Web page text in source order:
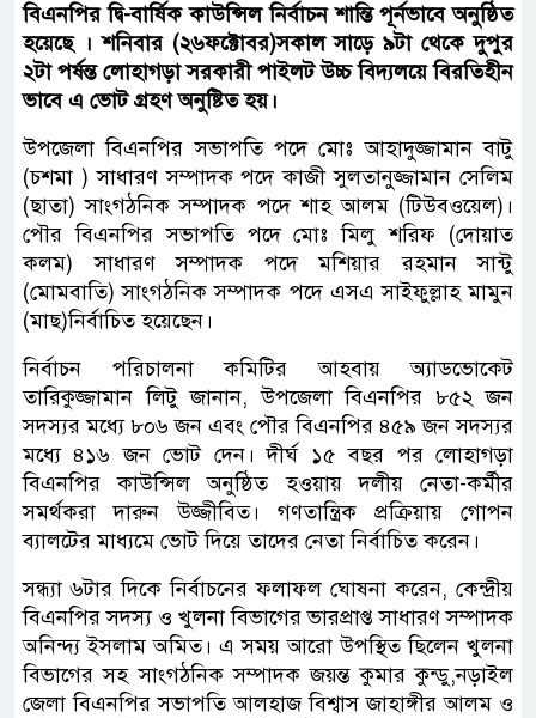
বিএনপির দ্বি-বার্ষিক কাউন্সিল নির্বাচন শান্তি পূর্নভাবে অনুষ্ঠিত
হয়েছে । শনিবার (২৬ফক্টোবর)সকাল সাড়ে ৯টা থেকে দুপুর
২টা পর্ষন্ত লোহাগড়া সরকারী পাইলট উচ্চ বিদ্যলয়ে বিরতিহীন
ভাবে এ ভোট গ্রহণ অনুষ্টিত হয়।
উপজেলা বিএনপির সভাপতি পদে মোঃ আহাদুজ্জামান বাটু
(চশমা ) সাধারণ সম্পাদক পদে কাজী সুলতানুজ্জামান সেলিম
(ছাতা) সাংগঠনিক সম্পাদক পদে শাহ আলম (টিউবওয়েল)।
পৌর বিএনপির সভাপতি পদে মোঃ মিলু শরিফ (দোয়াত
কলম) সাধারণ সম্পাদক পদে মশিয়ার রহমান সান্টু
(মোমবাতি) সাংগঠনিক সম্পাদক পদে এসএ সাইফুল্লাহ মামুন
(মাছ)নির্বাচিত হয়েছেন।
নির্বাচন পরিচালনা কমিটির আহবায় অ্যাডভোকেট
তারিকুজ্জামান লিটু জানান, উপজেলা বিএনপির ৮৫২ জন
সদস্যর মধ্যে ৮০৬ জন এবং পৌর বিএনপির ৪৫৯ জন সদস্যর
মধ্যে ৪১৬ জন ভোট দেন। দীর্ঘ ১৫ বছর পর লোহাগড়া
বিএনপির কাউন্সিল অনুষ্ঠিত হওয়ায় দলীয় নেতা-কর্মীর
সমর্থকরা দারুন উজ্জীবিত। গণতান্ত্রিক প্রক্রিয়ায় গোপন
ব্যালটের মাধ্যমে ভোট দিয়ে তাদের নেতা নির্বাচিত করেন।
সন্ধ্যা ৬টার দিকে নির্বাচনের ফলাফল ঘোষনা করেন, কেন্দ্রীয়
বিএনপির সদস্য ও খুলনা বিভাগের ভারপ্রাপ্ত সাধারণ সম্পাদক
অনিন্দ্য ইসলাম অমিত। এ সময় আরো উপস্থিত ছিলেন খুলনা
বিভাগের সহ সাংগঠনিক সম্পাদক জয়ন্ত কুমার কুন্ডু,নড়াইল
জেলা বিএনপির সভাপতি আলহাজ বিশ্বাস জাহাঙ্গীর আলম ও